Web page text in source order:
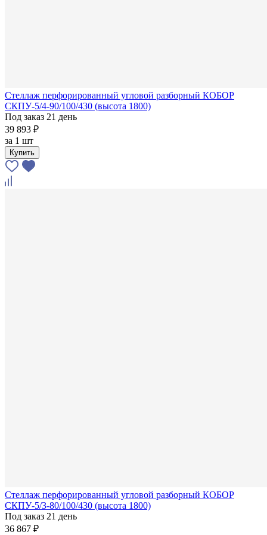
Стеллаж перфорированный угловой разборный КОБОР
СКПУ-5/4-90/100/430 (высота 1800)
Под заказ 21 день
39 893 ₽
за 1 шт
Купить
Стеллаж перфорированный угловой разборный КОБОР
СКПУ-5/3-80/100/430 (высота 1800)
Под заказ 21 день
36 867 ₽